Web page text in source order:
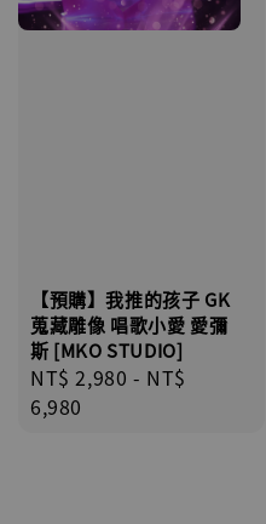
【預購】我推的孩子 GK
蒐藏雕像 唱歌小愛 愛彌
斯 [MKO STUDIO]
Regular
price
NT$ 2,980 - NT$
6,980